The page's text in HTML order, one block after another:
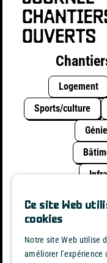
Logement
Sports/culture
Construction
Ce site Web
cookies
Notre site Web utilise
améliorer l'expérience